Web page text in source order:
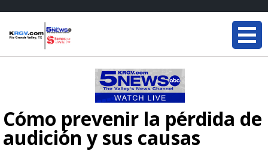
Cómo prevenir la pérdida de
audición y sus causas